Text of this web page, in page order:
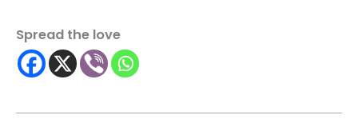
Spread the love